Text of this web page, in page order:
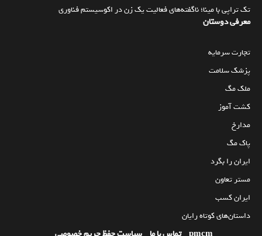
تک تراپی با مینا؛ ناگفته‌های فعالیت یک زن در اکوسیستم فناوری
معرفی دوستان
تجارت سرمایه
پزشک سلامت
ملک مگ
کشت آموز
مدارخ
پاک مگ
ایران را بگرد
مستر تعاون
ایران کسب
داستان‌های کوتاه رایان